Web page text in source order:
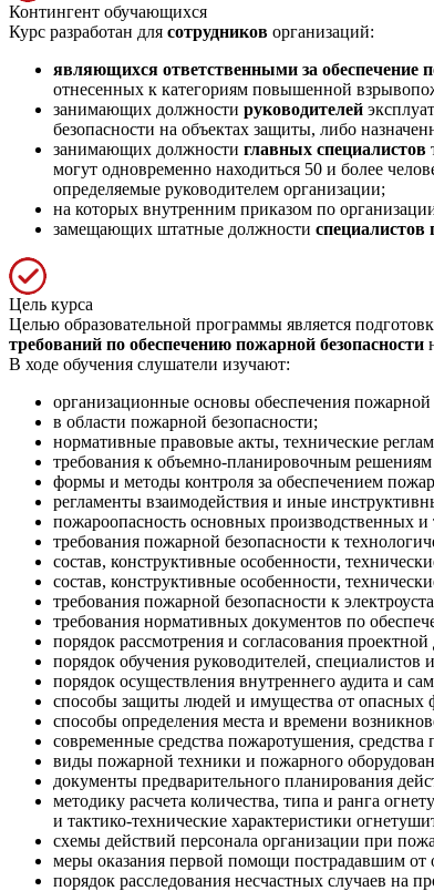
Контингент обучающихся
Курс разработан для сотрудников организаций:
являющихся ответственными за обеспечение
отнесенных к категориям повышенной
занимающих должности руководителей
безопасности на объектах защиты, либо
занимающих должности главных специалистов
могут одновременно находиться 50 и более
определяемые руководителем организации;
на которых внутренним приказом по
замещающих штатные должности
Цель курса
Целью образовательной программы является
требований по обеспечению пожарной безопасности
В ходе обучения слушатели изучают:
организационные основы обеспечения пожарной
в области пожарной безопасности;
нормативные правовые акты, технические
требования к объемно-планировочным
формы и методы контроля за обеспечением
регламенты взаимодействия и иные
пожароопасность основных производственных и
требования пожарной безопасности к
состав, конструктивные особенности,
состав, конструктивные особенности,
требования пожарной безопасности к
требования нормативных документов по
порядок рассмотрения и согласования
порядок обучения руководителей,
порядок осуществления внутреннего аудита и
способы защиты людей и имущества от опасных
способы определения места и времени
современные средства пожаротушения,
виды пожарной техники и пожарного
документы предварительного планирования
методику расчета количества, типа и ранга
и тактико-технические характеристики
схемы действий персонала организации при
меры оказания первой помощи пострадавшим от
порядок расследования несчастных случаев на